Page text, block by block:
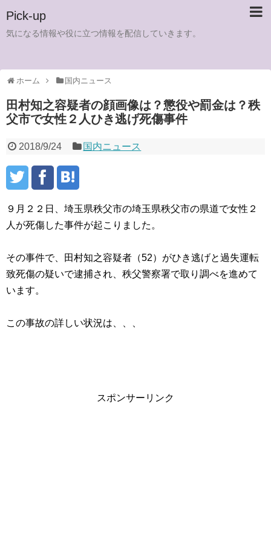
Pick-up
気になる情報や役に立つ情報を配信していきます。
ホーム 国内ニュース
田村知之容疑者の顔画像は？懲役や罰金は？秩
父市で女性２人ひき逃げ死傷事件
2018/9/24 国内ニュース
９月２２日、埼玉県秩父市の埼玉県秩父市の県道で女性２
人が死傷した事件が起こりました。
その事件で、田村知之容疑者（52）がひき逃げと過失運転
致死傷の疑いで逮捕され、秩父警察署で取り調べを進めて
います。
この事故の詳しい状況は、、、
スポンサーリンク